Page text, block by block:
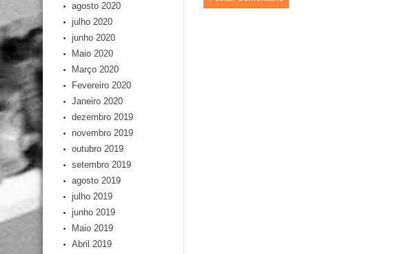
agosto 2020
julho 2020
junho 2020
Maio 2020
Março 2020
Fevereiro 2020
Janeiro 2020
dezembro 2019
novembro 2019
outubro 2019
setembro 2019
agosto 2019
julho 2019
junho 2019
Maio 2019
Abril 2019